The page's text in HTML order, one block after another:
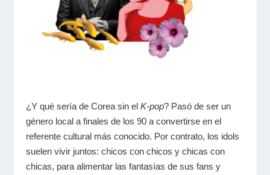
¿Y qué sería de Corea sin el K-pop? Pasó de ser un
género local a finales de los 90 a convertirse en el
referente cultural más conocido. Por contrato, los idols
suelen vivir juntos: chicos con chicos y chicas con
chicas, para alimentar las fantasías de sus fans y